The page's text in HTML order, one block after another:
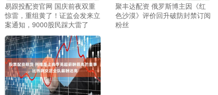
易跟投配资官网 国庆前夜双重
惊雷，重组黄了！证监会发来立
案通知，9000股民踩大雷了
聚丰达配资 俄罗斯博主因《红
色沙漠》评价回升破防封禁订阅
粉丝